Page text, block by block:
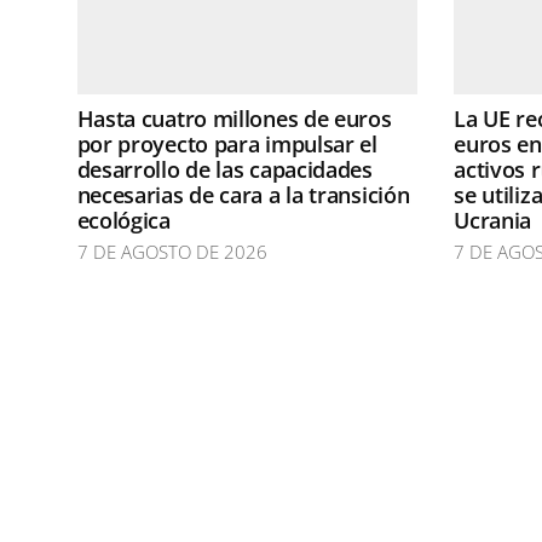
Hasta cuatro millones de euros
por proyecto para impulsar el
desarrollo de las capacidades
necesarias de cara a la transición
ecológica
7 DE AGOSTO DE 2026
La UE
euros
activos
se
Ucrania
7 DE